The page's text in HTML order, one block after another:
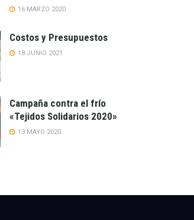
16 MARZO 2020
Costos y Presupuestos
18 JUNIO 2021
Campaña contra el frío
«Tejidos Solidarios 2020»
13 MAYO 2020